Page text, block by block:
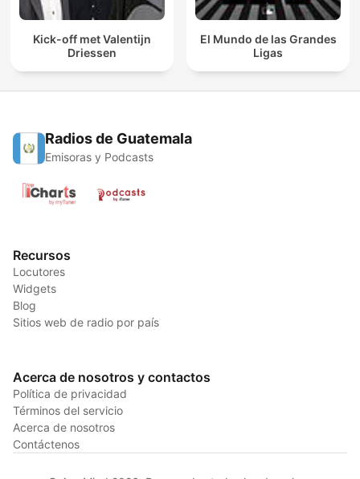
Kick-off met Valentijn
Driessen
El Mundo de las Grandes
Ligas
Radios de Guatemala
Emisoras y Podcasts
Recursos
Locutores
Widgets
Blog
Sitios web de radio por país
Acerca de nosotros y contactos
Política de privacidad
Términos del servicio
Acerca de nosotros
Contáctenos